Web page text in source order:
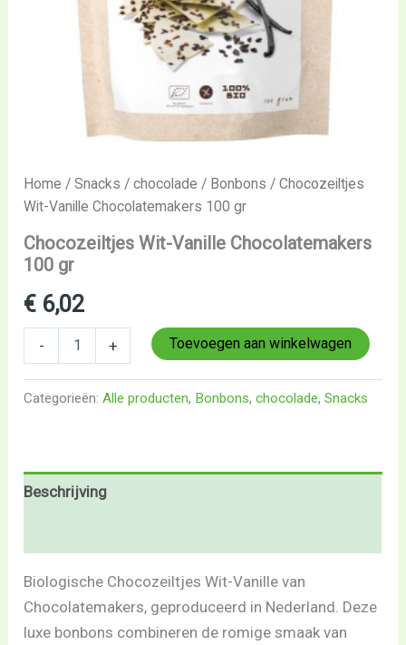
Home /Snacks /chocolade / Bonbons / Chocozeiltjes
Wit-Vanille Chocolatemakers 100 gr
Chocozeiltjes Wit-Vanille Chocolatemakers
100 gr
€ 6,02
- + Toevoegen aan winkelwagen
Categorieën:Alle producten, Bonbons,chocolade,Snacks
Beschrijving
Biologische Chocozeiltjes Wit-Vanille van
Chocolatemakers, geproduceerd in Nederland. Deze
luxe bonbons combineren de romige smaak van